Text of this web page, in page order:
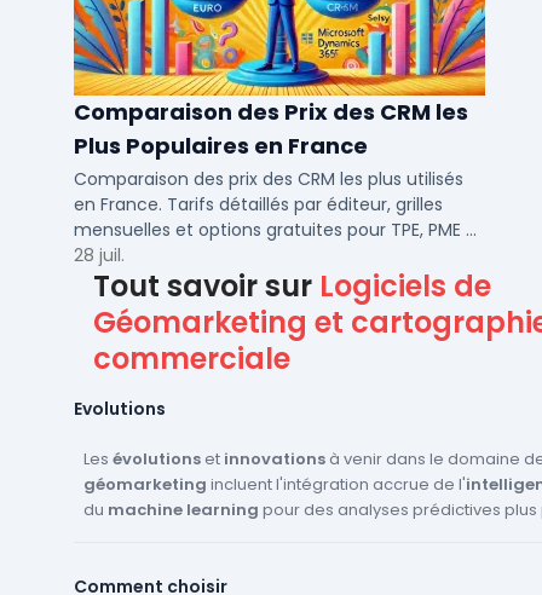
Comparaison des Prix des CRM les
Plus Populaires en France
Comparaison des prix des CRM les plus utilisés
en France. Tarifs détaillés par éditeur, grilles
mensuelles et options gratuites pour TPE, PME et
ETI.
28 juil.
Tout savoir sur Logiciels de
Géomarketing et
commerciale
Evolutions
Les évolutionset innovationsà venir dans le domaine
géomarketing incluent l'intégration accrue de l'
du machine learning pour des analyses prédictives plus
processus analytiques et la personnalisation des
Comment choisir